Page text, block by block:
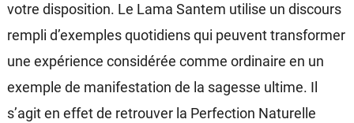
votre disposition. Le Lama Santem utilise un discours
rempli d’exemples quotidiens qui peuvent transformer
une expérience considérée comme ordinaire en un
exemple de manifestation de la sagesse ultime. Il
s’agit en effet de retrouver la Perfection Naturelle